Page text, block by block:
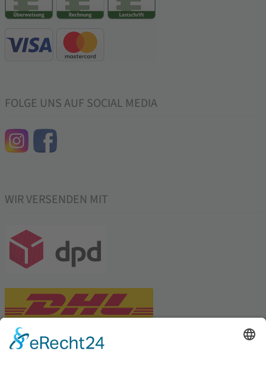
FOLGE UNS AUF SOCIAL MEDIA
WIR VERSENDEN MIT